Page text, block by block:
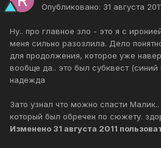
Опубликовано: 31 августа
Ну.. про главное зло - это я с
меня сильно разозлила. Дело
для продолжения, которое уже
вообще да.. это был субквест (синий
надежда
Зато узнал что можно спасти
который был обречен по сюжету.
Изменено 31 августа 2011